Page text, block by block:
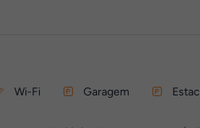
Wi-Fi Garagem